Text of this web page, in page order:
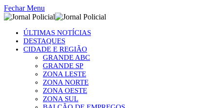
Fechar Menu
ÚLTIMAS NOTÍCIAS
DESTAQUES
CIDADE E REGIÃO
GRANDE ABC
GRANDE SP
ZONA LESTE
ZONA NORTE
ZONA OESTE
ZONA SUL